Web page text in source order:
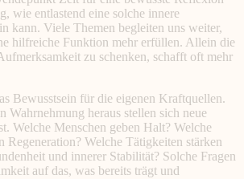
wie entlastend eine solche innere
kann. Viele Themen begleiten uns weiter,
hilfreiche Funktion mehr erfüllen. Allein die
zu schenken, schafft oft mehr
Bewusstsein für die eigenen Kraftquellen.
Wahrnehmung heraus stellen sich neue
Welche Menschen geben Halt? Welche
Regeneration? Welche Tätigkeiten stärken
und innerer Stabilität? Solche Fragen
auf das, was bereits trägt und